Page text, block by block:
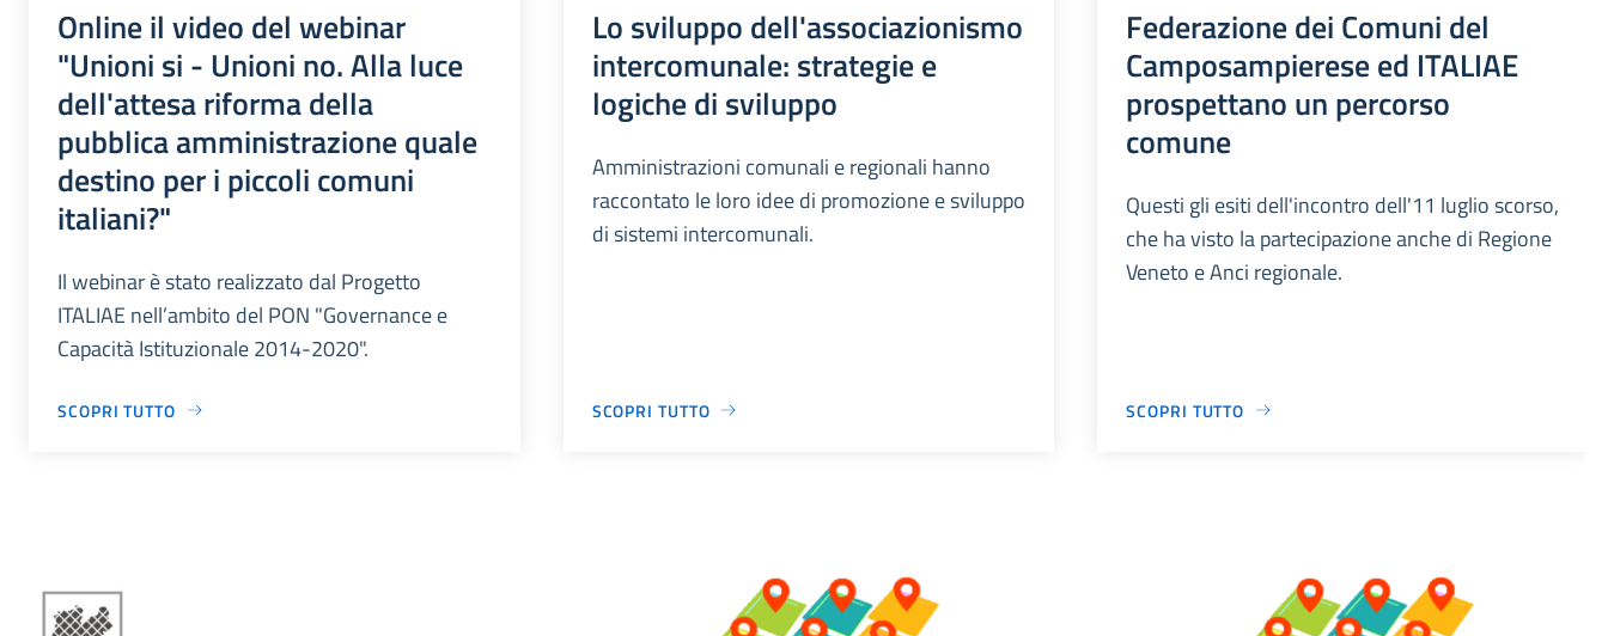
Online il video del webinar
"Unioni si - Unioni no. Alla luce
dell'attesa riforma della
pubblica amministrazione quale
destino per i piccoli comuni
italiani?"
Il webinar è stato realizzato dal Progetto
ITALIAE nell’ambito del PON "Governance e
Capacità Istituzionale 2014-2020".
SCOPRI TUTTO
Lo sviluppo dell'associazionismo
intercomunale: strategie e
logiche di sviluppo
Amministrazioni comunali e regionali hanno
raccontato le loro idee di promozione e sviluppo
di sistemi intercomunali.
SCOPRI TUTTO
Federazione dei Comuni del
Camposampierese ed ITALIAE
prospettano un percorso
comune
Questi gli esiti dell'incontro dell'11 luglio scorso,
che ha visto la partecipazione anche di Regione
Veneto e Anci regionale.
SCOPRI TUTTO